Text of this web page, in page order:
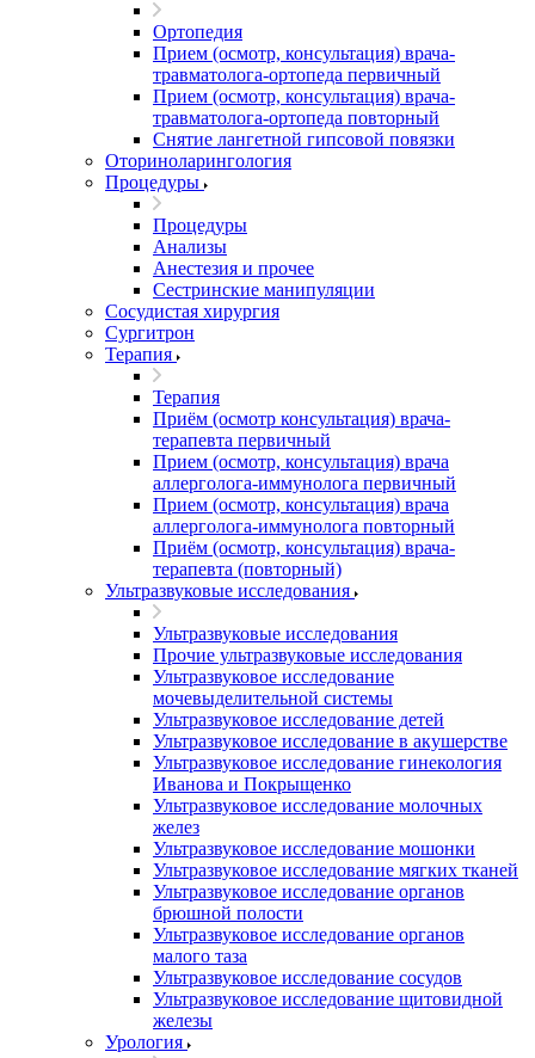
Ортопедия
Прием (осмотр, консультация) врача-
травматолога-ортопеда первичный
Прием (осмотр, консультация) врача-
травматолога-ортопеда повторный
Снятие лангетной гипсовой повязки
Оториноларингология
Процедуры
Процедуры
Анализы
Анестезия и прочее
Сестринские манипуляции
Сосудистая хирургия
Сургитрон
Терапия
Терапия
Приём (осмотр консультация) врача-
терапевта первичный
Прием (осмотр, консультация) врача
аллерголога-иммунолога первичный
Прием (осмотр, консультация) врача
аллерголога-иммунолога повторный
Приём (осмотр, консультация) врача-
терапевта (повторный)
Ультразвуковые исследования
Ультразвуковые исследования
Прочие ультразвуковые исследования
Ультразвуковое исследование
мочевыделительной системы
Ультразвуковое исследование детей
Ультразвуковое исследование в акушерстве
Ультразвуковое исследование гинекология
Иванова и Покрыщенко
Ультразвуковое исследование молочных
желез
Ультразвуковое исследование мошонки
Ультразвуковое исследование мягких тканей
Ультразвуковое исследование органов
брюшной полости
Ультразвуковое исследование органов
малого таза
Ультразвуковое исследование сосудов
Ультразвуковое исследование щитовидной
железы
Урология